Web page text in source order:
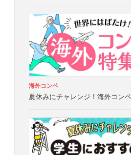
海外コンペ
夏休みにチャレンジ！海外コン